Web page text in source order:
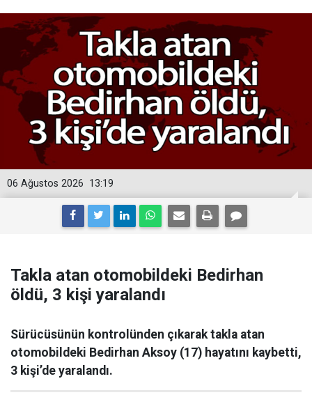
13:19
06 Ağustos 2026
Takla atan otomobildeki Bedirhan
öldü, 3 kişi yaralandı
Sürücüsünün kontrolünden çıkarak takla atan
otomobildeki Bedirhan Aksoy (17) hayatını kaybetti,
3 kişi’de yaralandı.